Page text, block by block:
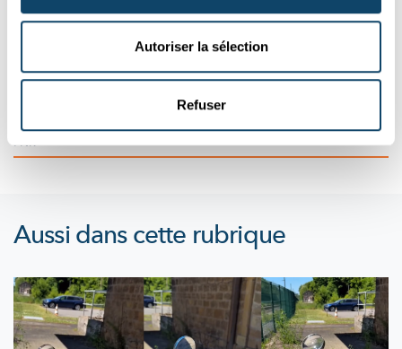
Autoriser la sélection
Refuser
SCHALLIMOFLÜTT 2.0
Bastel eng Flütt - mat engem Schallimo an
FNR
Aussi dans cette rubrique